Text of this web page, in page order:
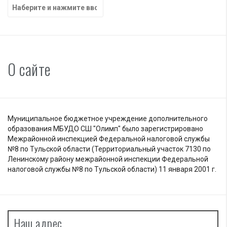
Найти:
О сайте
Муниципальное бюджетное учреждение дополнительного
образования МБУДО СШ "Олимп" было зарегистрировано
Межрайонной инспекцией Федеральной налоговой службы
№8 по Тульской области (Территориальный участок 7130 по
Ленинскому району межрайонной инспекции Федеральной
налоговой службы №8 по Тульской области) 11 января 2001 г.
Наш адрес